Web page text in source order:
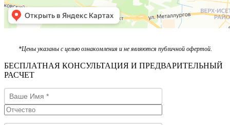
*Цены указаны с целью ознакомления и не являются публичной офертой.
БЕСПЛАТНАЯ КОНСУЛЬТАЦИЯ И ПРЕДВАРИТЕЛЬНЫЙ
РАСЧЕТ